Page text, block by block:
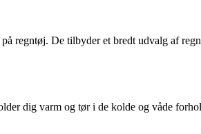
regntøj. De tilbyder et bredt udvalg af
dig varm og tør i de kolde og våde